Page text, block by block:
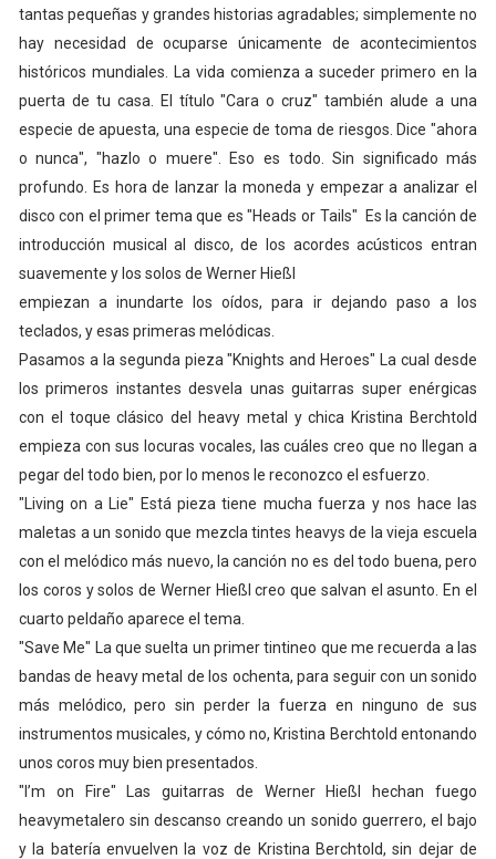
tantas pequeñas y grandes historias agradables; simplemente no
hay necesidad de ocuparse únicamente de acontecimientos
históricos mundiales. La vida comienza a suceder primero en la
puerta de tu casa. El título "Cara o cruz" también alude a una
especie de apuesta, una especie de toma de riesgos. Dice "ahora
o nunca", "hazlo o muere". Eso es todo. Sin significado más
profundo. Es hora de lanzar la moneda y empezar a analizar el
disco con el primer tema que es "Heads or Tails" Es la canción de
introducción musical al disco, de los acordes acústicos entran
suavemente y los solos de Werner Hießl
empiezan a inundarte los oídos, para ir dejando paso a los
teclados, y esas primeras melódicas.
Pasamos a la segunda pieza "Knights and Heroes" La cual desde
los primeros instantes desvela unas guitarras super enérgicas
con el toque clásico del heavy metal y chica Kristina Berchtold
empieza con sus locuras vocales, las cuáles creo que no llegan a
pegar del todo bien, por lo menos le reconozco el esfuerzo.
"Living on a Lie" Está pieza tiene mucha fuerza y nos hace las
maletas a un sonido que mezcla tintes heavys de la vieja escuela
con el melódico más nuevo, la canción no es del todo buena, pero
los coros y solos de Werner Hießl creo que salvan el asunto. En el
cuarto peldaño aparece el tema.
"Save Me" La que suelta un primer tintineo que me recuerda a las
bandas de heavy metal de los ochenta, para seguir con un sonido
más melódico, pero sin perder la fuerza en ninguno de sus
instrumentos musicales, y cómo no, Kristina Berchtold entonando
unos coros muy bien presentados.
"I’m on Fire" Las guitarras de Werner Hießl hechan fuego
heavymetalero sin descanso creando un sonido guerrero, el bajo
y la batería envuelven la voz de Kristina Berchtold, sin dejar de